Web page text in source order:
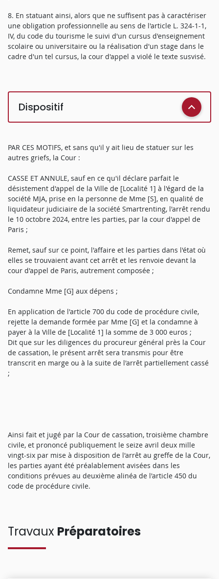
8. En statuant ainsi, alors que ne suffisent pas à caractériser
une obligation professionnelle au sens de l'article L. 324-1-1,
IV, du code du tourisme le suivi d'un cursus d'enseignement
scolaire ou universitaire ou la réalisation d'un stage dans le
cadre d'un tel cursus, la cour d'appel a violé le texte susvisé.
Dispositif
PAR CES MOTIFS, et sans qu'il y ait lieu de statuer sur les
autres griefs, la Cour :
CASSE ET ANNULE, sauf en ce qu'il déclare parfait le
désistement d'appel de la Ville de [Localité 1] à l'égard de la
société MJA, prise en la personne de Mme [S], en qualité de
liquidateur judiciaire de la société Smartrenting, l'arrêt rendu
le 10 octobre 2024, entre les parties, par la cour d'appel de
Paris ;
Remet, sauf sur ce point, l'affaire et les parties dans l'état où
elles se trouvaient avant cet arrêt et les renvoie devant la
cour d'appel de Paris, autrement composée ;
Condamne Mme [G] aux dépens ;
En application de l'article 700 du code de procédure civile,
rejette la demande formée par Mme [G] et la condamne à
payer à la Ville de [Localité 1] la somme de 3 000 euros ;
Dit que sur les diligences du procureur général près la Cour
de cassation, le présent arrêt sera transmis pour être
transcrit en marge ou à la suite de l'arrêt partiellement cassé
;
Ainsi fait et jugé par la Cour de cassation, troisième chambre
civile, et prononcé publiquement le seize avril deux mille
vingt-six par mise à disposition de l'arrêt au greffe de la Cour,
les parties ayant été préalablement avisées dans les
conditions prévues au deuxième alinéa de l'article 450 du
code de procédure civile.
Travaux Préparatoires